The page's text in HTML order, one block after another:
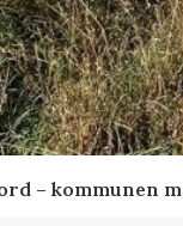
– kommunen